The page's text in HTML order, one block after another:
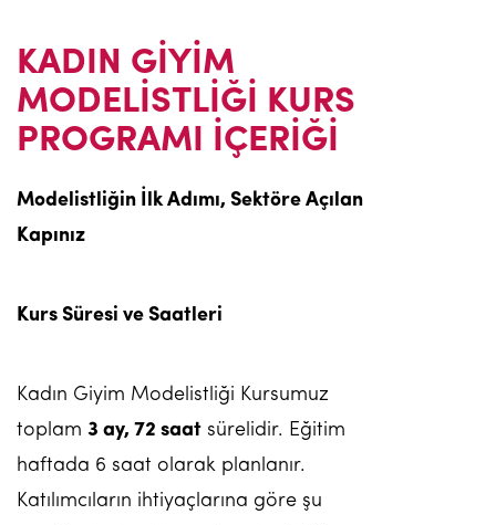
KADIN GİYİM
MODELİSTLİĞİ KURS
PROGRAMI İÇERİĞİ
Modelistliğin İlk Adımı, Sektöre Açılan
Kapınız
Kurs Süresi ve Saatleri
Kadın Giyim Modelistliği Kursumuz
toplam 3 ay, 72 saat sürelidir. Eğitim
haftada 6 saat olarak planlanır.
Katılımcıların ihtiyaçlarına göre şu